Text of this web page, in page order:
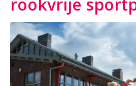
rookvrije